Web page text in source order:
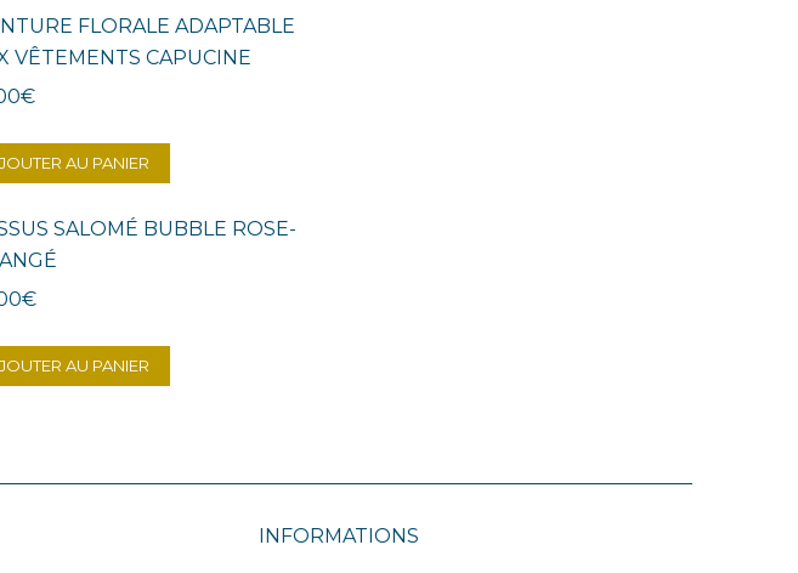
FLORALE ADAPTABLE
VÊTEMENTS CAPUCINE
€
AU PANIER
SALOMÉ BUBBLE ROSE-
€
AU PANIER
INFORMATIONS